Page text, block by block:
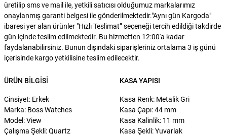
üretilip sms ve mail ile, yetkili satıcısı olduğumuz markalarımız
onaylanmış garanti belgesi ile gönderilmektedir."Aynı gün Kargoda"
ibaresi yer alan ürünler "Hızlı Teslimat” seçeneği tercih edildiği takdirde
gün içinde teslim edilmektedir. Bu hizmetten 12:00'a kadar
faydalanabilirsiniz. Bunun dışındaki siparişleriniz ortalama 3 iş günü
içerisinde kargo yetkilisine teslim edilecektir.
ÜRÜN BILGISI
Cinsiyet: Erkek
Marka: Boss Watches
Model: View
Çalışma Şekli: Quartz
KASA YAPISI
Kasa Renk: Metalik Gri
Kasa Çapı: 44 mm
Kasa Kalinlik: 11 mm
Kasa Şekli: Yuvarlak